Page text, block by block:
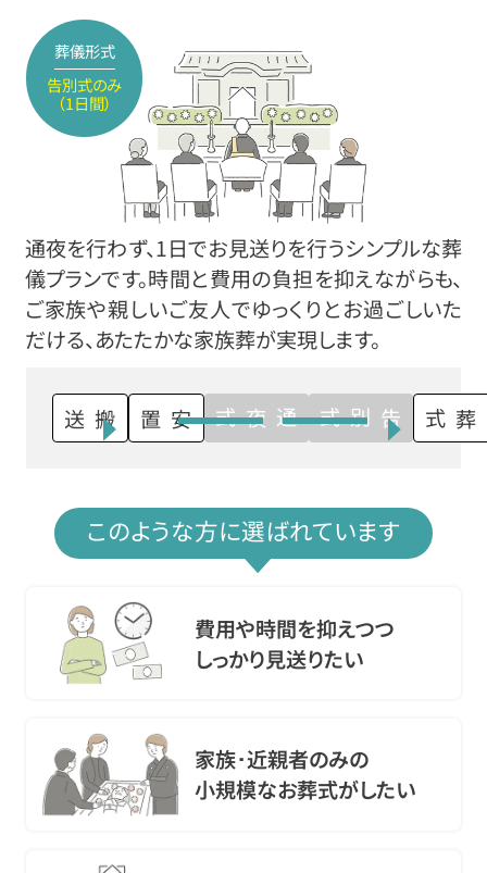
葬儀形式
告別式のみ
（1日間）
通夜を行わず、1日でお見送りを行うシンプルな葬
儀プランです。時間と費用の負担を抑えながらも、
ご家族や親しいご友人でゆっくりとお過ごしいた
だける、あたたかな家族葬が実現します。
搬送 安置 通夜式 告別式 火葬式
このような方に選ばれています
費用や時間を抑えつつ
しっかり見送りたい
家族･近親者のみの
小規模なお葬式がしたい